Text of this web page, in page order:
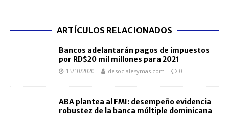
ARTÍCULOS RELACIONADOS
Bancos adelantarán pagos de impuestos
por RD$20 mil millones para 2021
15/10/2020 desocialesymas.com 0
ABA plantea al FMI: desempeño evidencia
robustez de la banca múltiple dominicana